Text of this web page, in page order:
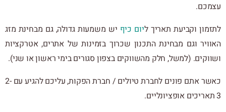
עצמכם.
לתזמון וקביעת תאריך ליום כיף יש משמעות גדולה, גם מבחינת מזג
האוויר וגם מבחינת התכנון שכרוך בזמינות של אתרים, אטרקציות
ושווקים. (למשל, חלק מהשווקים בצפון סגורים בימי ראשון או שני).
כאשר אתם פונים לחברת טיולים / חברת הפקות, עליכם להגיע עם 2-
3 תאריכים אופציונליים.